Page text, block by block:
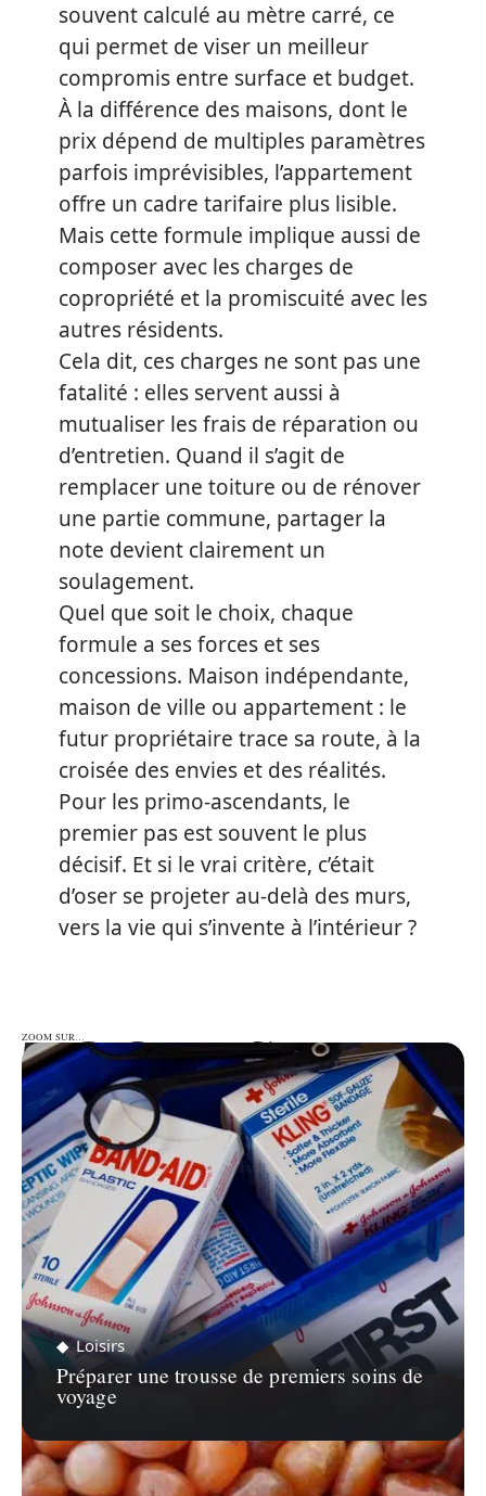
souvent calculé au mètre carré, ce
qui permet de viser un meilleur
compromis entre surface et budget.
À la différence des maisons, dont le
prix dépend de multiples paramètres
parfois imprévisibles, l’appartement
offre un cadre tarifaire plus lisible.
Mais cette formule implique aussi de
composer avec les charges de
copropriété et la promiscuité avec les
autres résidents.
Cela dit, ces charges ne sont pas une
fatalité : elles servent aussi à
mutualiser les frais de réparation ou
d’entretien. Quand il s’agit de
remplacer une toiture ou de rénover
une partie commune, partager la
note devient clairement un
soulagement.
Quel que soit le choix, chaque
formule a ses forces et ses
concessions. Maison indépendante,
maison de ville ou appartement : le
futur propriétaire trace sa route, à la
croisée des envies et des réalités.
Pour les primo-ascendants, le
premier pas est souvent le plus
décisif. Et si le vrai critère, c’était
d’oser se projeter au-delà des murs,
vers la vie qui s’invente à l’intérieur ?
ZOOM SUR…
ZOOM SUR…
Loisirs
Préparer une trousse de premiers soins de
voyage